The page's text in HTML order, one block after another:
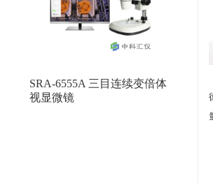
SRA-6555A 三目连续变倍体
视显微镜